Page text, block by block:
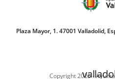
Plaza Mayor, 1. 47001 Valladolid,
Copyright 2025 -